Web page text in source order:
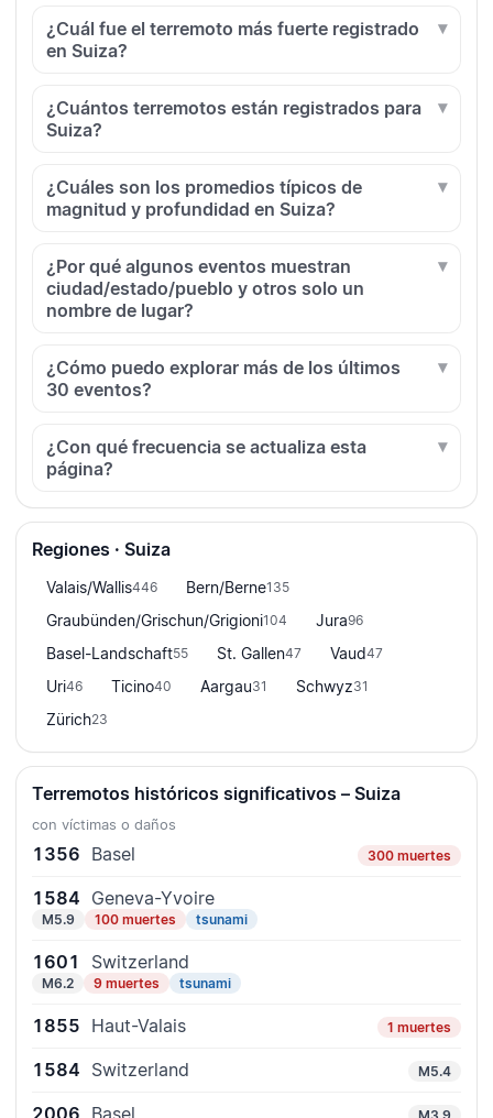
¿Cuál fue el terremoto más fuerte registrado
en Suiza?
¿Cuántos terremotos están registrados para
Suiza?
¿Cuáles son los promedios típicos de
magnitud y profundidad en Suiza?
¿Por qué algunos eventos muestran
ciudad/estado/pueblo y otros solo un
nombre de lugar?
¿Cómo puedo explorar más de los últimos
30 eventos?
¿Con qué frecuencia se actualiza esta
página?
Regiones · Suiza
Valais/Wallis446 Bern/Berne135
Graubünden/Grischun/Grigioni104 Jura96
Basel-Landschaft55 St. Gallen47 Vaud47
Uri46 Ticino40 Aargau31 Schwyz31
Zürich23
Terremotos históricos significativos – Suiza
con víctimas o daños
1356 Basel 300 muertes
1584 Geneva-Yvoire
M5.9 100 muertes tsunami
1601 Switzerland
M6.2 9 muertes tsunami
1855 Haut-Valais 1 muertes
1584 Switzerland M5.4